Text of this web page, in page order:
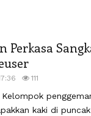
Perkasa
111
Kelompok
kaki di puncak